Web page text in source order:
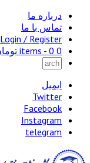
درباره ما
تماس با ما
Login / Register
0 items -
0
ایمیل
Twitter
Facebook
Instagram
telegram